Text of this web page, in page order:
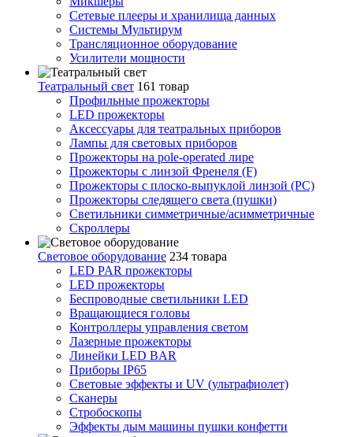
Сетевые плееры и хранилища данных
Системы Мультирум
Трансляционное оборудование
Усилители мощности
Театральный свет 161 товар
Профильные прожекторы
LED прожекторы
Аксессуары для театральных приборов
Лампы для световых приборов
Прожекторы на pole-operated лире
Прожекторы с линзой Френеля (F)
Прожекторы с плоско-выпуклой линзой (PC)
Прожекторы следящего света (пушки)
Светильники симметричные/асимметричные
Скроллеры
Световое оборудование 234 товара
LED PAR прожекторы
LED прожекторы
Беспроводные светильники LED
Вращающиеся головы
Контроллеры управления светом
Лазерные прожекторы
Линейки LED BAR
Приборы IP65
Световые эффекты и UV (ультрафиолет)
Сканеры
Стробоскопы
Эффекты дым машины пушки конфетти